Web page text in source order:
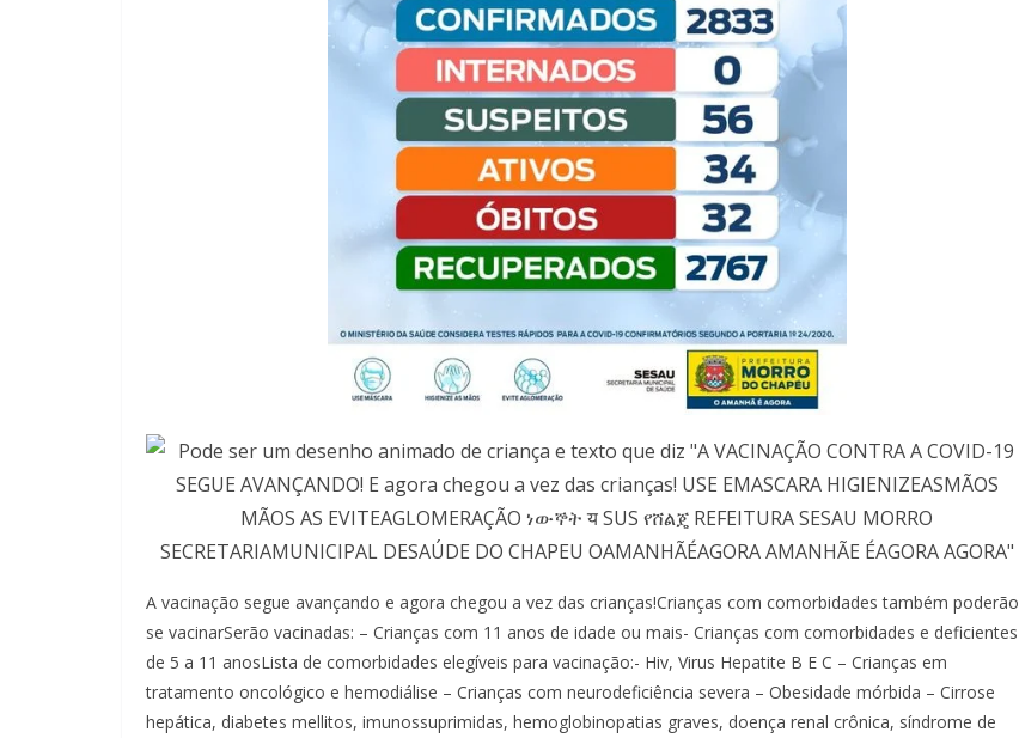
A vacinação segue avançando e agora chegou a vez das crianças!Crianças com comorbidades também poderão
se vacinarSerão vacinadas: – Crianças com 11 anos de idade ou mais- Crianças com comorbidades e deficientes
de 5 a 11 anosLista de comorbidades elegíveis para vacinação:- Hiv, Virus Hepatite B E C – Crianças em
tratamento oncológico e hemodiálise – Crianças com neurodeficiência severa – Obesidade mórbida – Cirrose
hepática, diabetes mellitos, imunossuprimidas, hemoglobinopatias graves, doença renal crônica, síndrome de